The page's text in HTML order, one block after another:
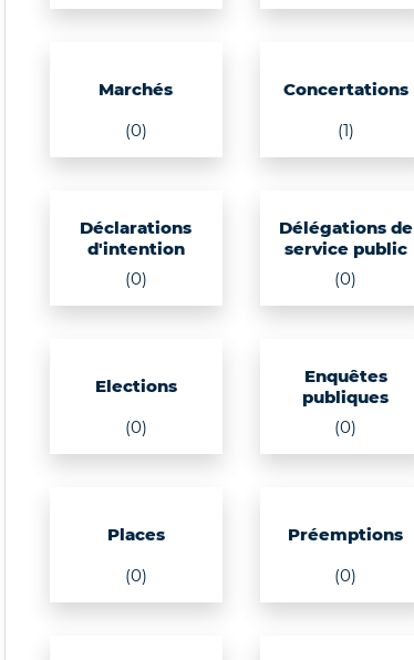
Marchés
(0)
Concertations
(1)
Déclarations
d'intention
(0)
Délégations de
service public
(0)
Elections
(0)
Enquêtes
publiques
(0)
Places
(0)
Préemptions
(0)